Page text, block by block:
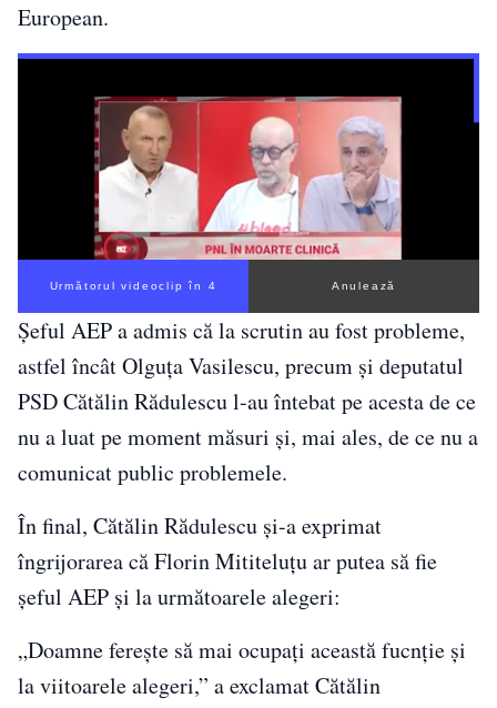
European.
Următorul videoclip în 3 Anulează
Șeful AEP a admis că la scrutin au fost probleme,
astfel încât Olguța Vasilescu, precum și deputatul
PSD Cătălin Rădulescu l-au întebat pe acesta de ce
nu a luat pe moment măsuri și, mai ales, de ce nu a
comunicat public problemele.
În final, Cătălin Rădulescu și-a exprimat
îngrijorarea că Florin Mititeluțu ar putea să fie
șeful AEP și la următoarele alegeri:
„Doamne ferește să mai ocupați această fucnție și
la viitoarele alegeri,” a exclamat Cătălin